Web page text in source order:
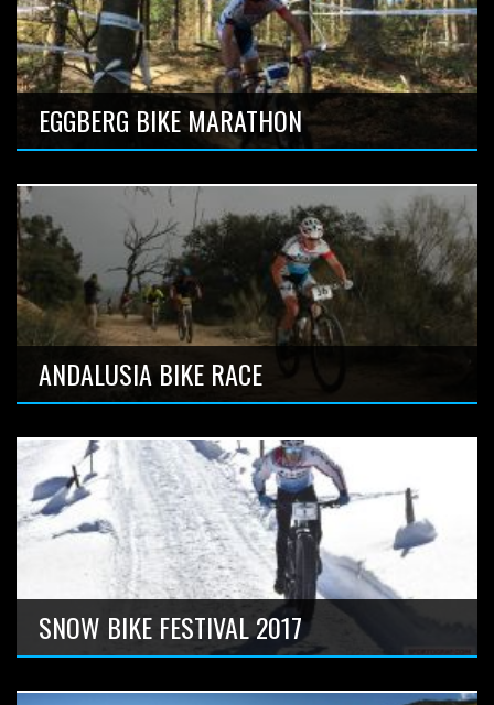
Uci S2 stagerace
Anzahl Bilder: 16
Anzahl Bilder: 5
EGGBERG BIKE MARATHON
Bad Säckingen Deutschland
Anzahl Bilder: 7
ANDALUSIA BIKE RACE
SNOW BIKE FESTIVAL 2017